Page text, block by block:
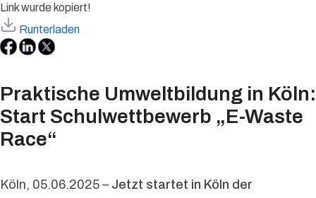
Link wurde kopiert!
Runterladen
Praktische Umweltbildung in Köln:
Start Schulwettbewerb „E-Waste
Race“
Köln, 05.06.2025 – Jetzt startet in Köln der